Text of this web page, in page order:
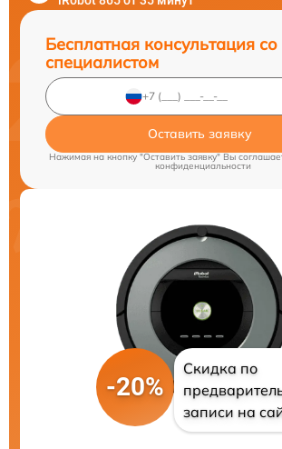
Бесплатная консультация со
специалистом
Оставить заявку
Нажимая на кнопку "Оставить заявку" Вы
конфиденциальности
-20%
Скидка по
записи на